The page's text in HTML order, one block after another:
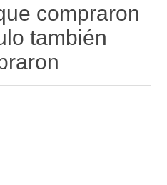
compraron
también